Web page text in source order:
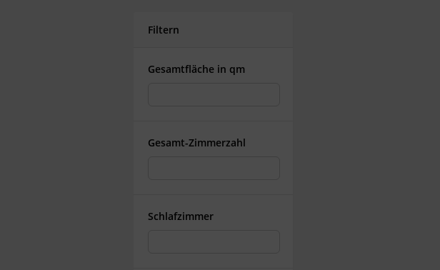
Filtern
Gesamtfläche in qm
Gesamt-Zimmerzahl
Schlafzimmer